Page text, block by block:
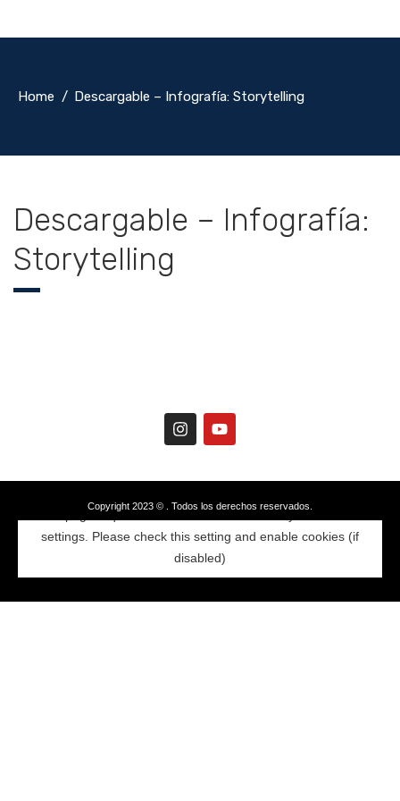
Home Descargable – Infografía: Storytelling
Descargable – Infografía:
Storytelling
Copyright 2023 © . Todos los derechos reservados.